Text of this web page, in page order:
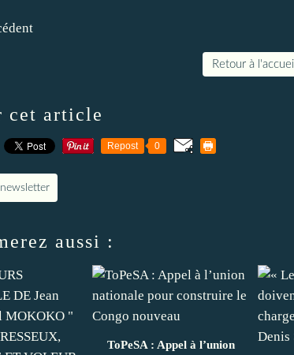
Retour à l'accueil
cet article
Repost 0
aussi :
ToPeSA : Appel à l’union